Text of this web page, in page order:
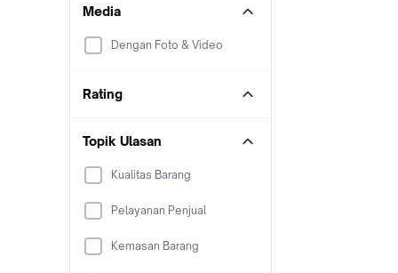
Media
Dengan Foto & Video
Rating
Topik Ulasan
Kualitas Barang
Pelayanan Penjual
Kemasan Barang